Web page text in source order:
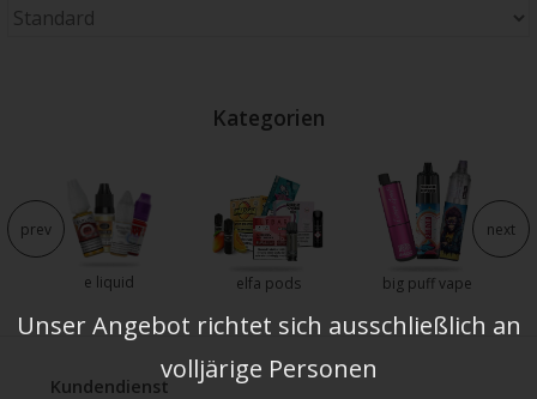
Kategorien
e liquid elfa pods big puff vape
prev next
Kundendienst
Unser Angebot richtet sich ausschließlich an
volljärige Personen